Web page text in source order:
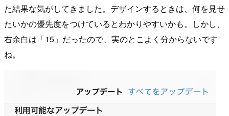
た結果な気がしてきました。デザインするときは、何を見せ
たいかの優先度をつけているとわかりやすいかも。しかし、
右余白は「15」だったので、実のとこよく分からないです
ね。